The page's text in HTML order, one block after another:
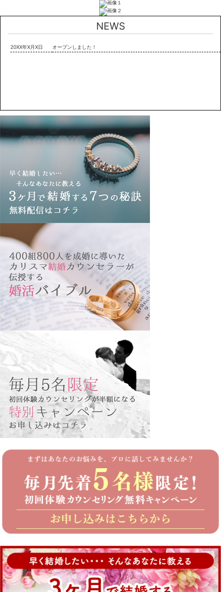
NEWS
20XX年X月X日 オープンしました！